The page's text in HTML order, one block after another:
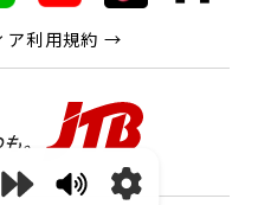
ア利用規約 →